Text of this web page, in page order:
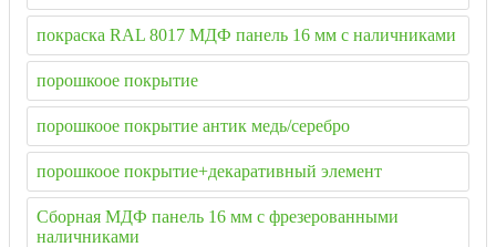
покраска RAL 8017 МДФ панель 16 мм с наличниками
порошкоое покрытие
порошкоое покрытие антик медь/серебро
порошкоое покрытие+декаративный элемент
Сборная МДФ панель 16 мм с фрезерованными
наличниками